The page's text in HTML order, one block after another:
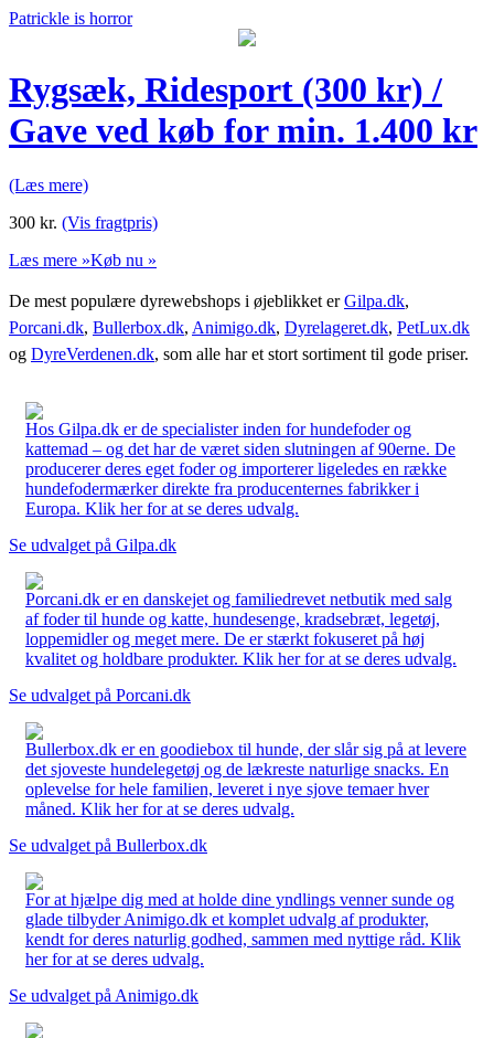
Patrickle is horror
Rygsæk, Ridesport (300 kr) /
Gave ved køb for min. 1.400 kr
(Læs mere)
300 kr. (Vis fragtpris)
Læs mere »Køb nu »
De mest populære dyrewebshops i øjeblikket erGilpa.dk,
Porcani.dk, Bullerbox.dk, Animigo.dk, Dyrelageret.dk, PetLux.dk
og DyreVerdenen.dk, som alle har et stort sortiment til gode priser.
Hos Gilpa.dk er de specialister inden for hundefoder og
kattemad – og det har de været siden slutningen af 90erne. De
producerer deres eget foder og importerer ligeledes en række
hundefodermærker direkte fra producenternes fabrikker i
Europa. Klik her for at se deres udvalg.
Se udvalget på Gilpa.dk
Porcani.dk er en danskejet og familiedrevet netbutik med salg
af foder til hunde og katte, hundesenge, kradsebræt, legetøj,
loppemidler og meget mere. De er stærkt fokuseret på høj
kvalitet og holdbare produkter. Klik her for at se deres udvalg.
Se udvalget på Porcani.dk
Bullerbox.dk er en goodiebox til hunde, der slår sig på at levere
det sjoveste hundelegetøj og de lækreste naturlige snacks. En
oplevelse for hele familien, leveret i nye sjove temaer hver
måned. Klik her for at se deres udvalg.
Se udvalget på Bullerbox.dk
For at hjælpe dig med at holde dine yndlings venner sunde og
glade tilbyder Animigo.dk et komplet udvalg af produkter,
kendt for deres naturlig godhed, sammen med nyttige råd. Klik
her for at se deres udvalg.
Se udvalget på Animigo.dk